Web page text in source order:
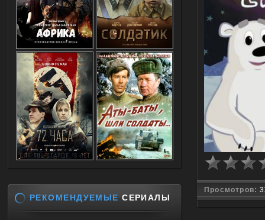
Просмотров:
РЕКОМЕНДУЕМЫЕ СЕРИАЛЫ